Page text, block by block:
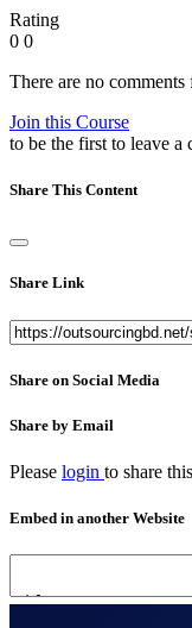
Rating
0 0
There are no comments
Join this Course
to be the first to leave a
Share This Content
Share Link
Share on Social Media
Share by Email
Please login to share this
Embed in another Website